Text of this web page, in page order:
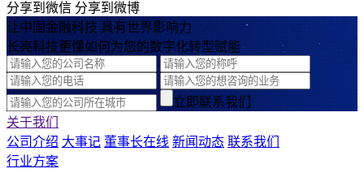
分享到微信 分享到微博
让中国金融科技 具有世界影响力
长亮科技更懂如何为您的数字化转型赋能
立即联系我们
关于我们
公司介绍 大事记 董事长在线 新闻动态 联系我们
行业方案